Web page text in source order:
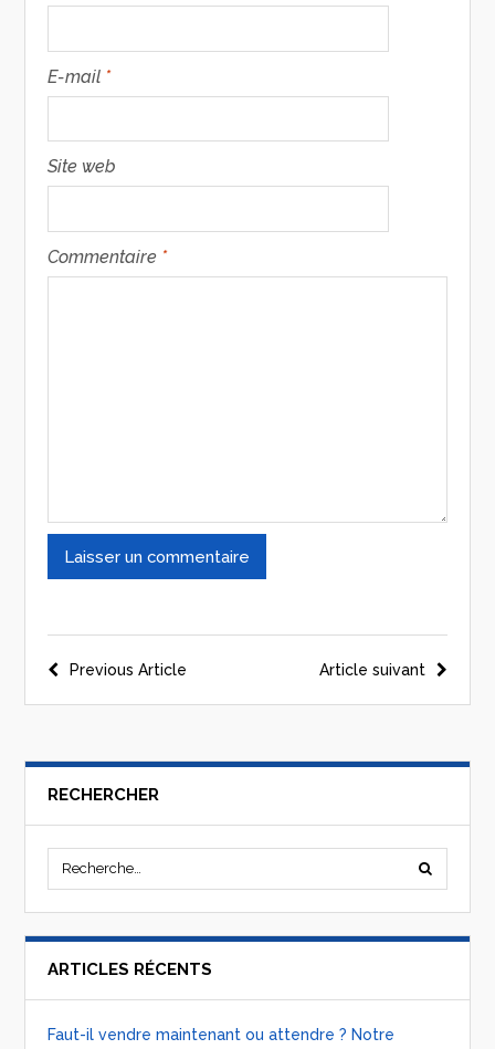
E-mail *
Site web
Commentaire *
Article suivant
Previous Article
RECHERCHER
ARTICLES RÉCENTS
Faut-il vendre maintenant ou attendre ? Notre